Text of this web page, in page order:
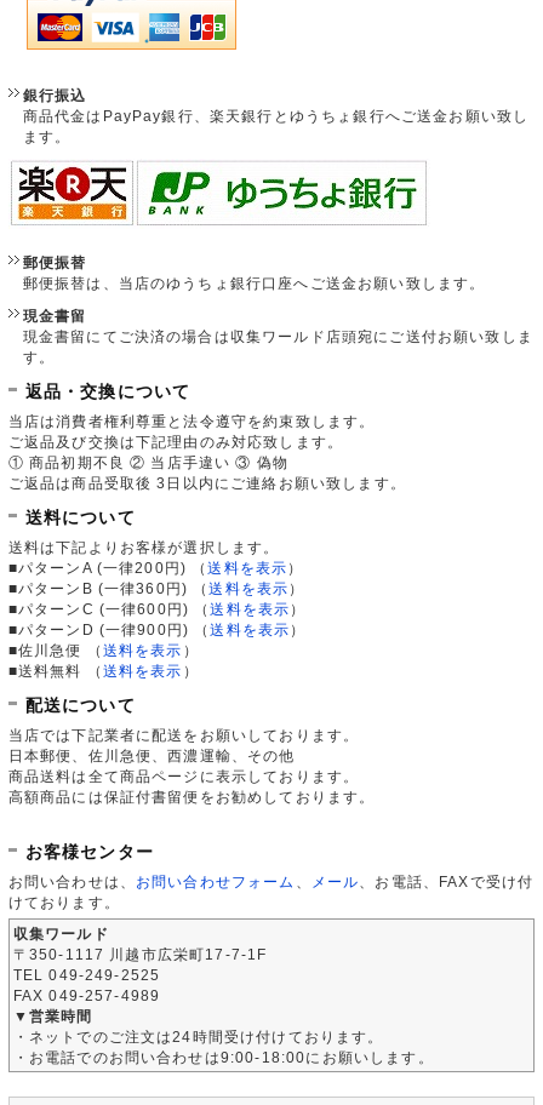
銀行振込
商品代金はPayPay銀行、楽天銀行とゆうちょ銀行へご送金お願い致し
ます。
郵便振替
郵便振替は、当店のゆうちょ銀行口座へご送金お願い致します。
現金書留
現金書留にてご決済の場合は収集ワールド店頭宛にご送付お願い致しま
す。
返品・交換について
当店は消費者権利尊重と法令遵守を約束致します。
ご返品及び交換は下記理由のみ対応致します。
① 商品初期不良 ② 当店手違い ③ 偽物
ご返品は商品受取後 3日以内にご連絡お願い致します。
送料について
送料は下記よりお客様が選択します。
■パターンA (一律200円)
（送料を表示 ）
■パターンB (一律360円)
（送料を表示 ）
■パターンC (一律600円)
（送料を表示 ）
■パターンD (一律900円)
（送料を表示 ）
■佐川急便
（ 送料を表示 ）
■送料無料
（ 送料を表示 ）
配送について
当店では下記業者に配送をお願いしております。
日本郵便、佐川急便、西濃運輸、その他
商品送料は全て商品ページに表示しております。
高額商品には保証付書留便をお勧めしております。
お客様センター
お問い合わせは、 お問い合わせフォーム メール 、お電話、FAXで受け付
けております。
収集ワールド
〒350-1117 川越市広栄町17-7-1F
TEL 049-249-2525
FAX 049-257-4989
▼営業時間
・ネットでのご注文は24時間受け付けております。
・お電話でのお問い合わせは9:00-18:00にお願いします。